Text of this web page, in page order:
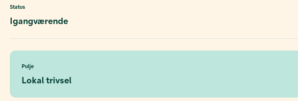
Status
Igangværende
Pulje
Lokal trivsel